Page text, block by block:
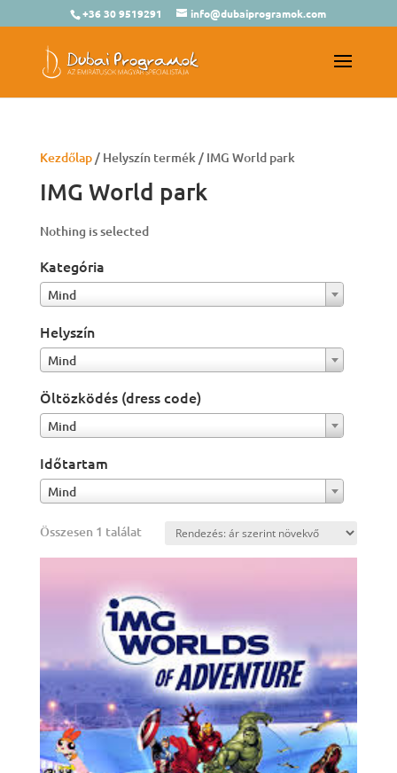
+36 30 9519291 info@dubaiprogramok.com
Kezdőlap/ Helyszín termék / IMG World park
IMG World park
Nothing is selected
Kategória
Mind
Helyszín
Mind
Öltözködés (dress code)
Mind
Időtartam
Mind
Összesen 1 találat